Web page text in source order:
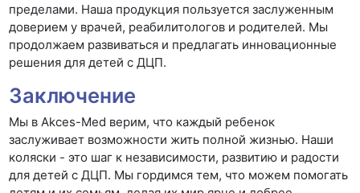
пределами. Наша продукция пользуется заслуженным
доверием у врачей, реабилитологов и родителей. Мы
продолжаем развиваться и предлагать инновационные
решения для детей с ДЦП.
Заключение
Мы в Akces-Med верим, что каждый ребенок
заслуживает возможности жить полной жизнью. Наши
коляски - это шаг к независимости, развитию и радости
для детей с ДЦП. Мы гордимся тем, что можем помогать